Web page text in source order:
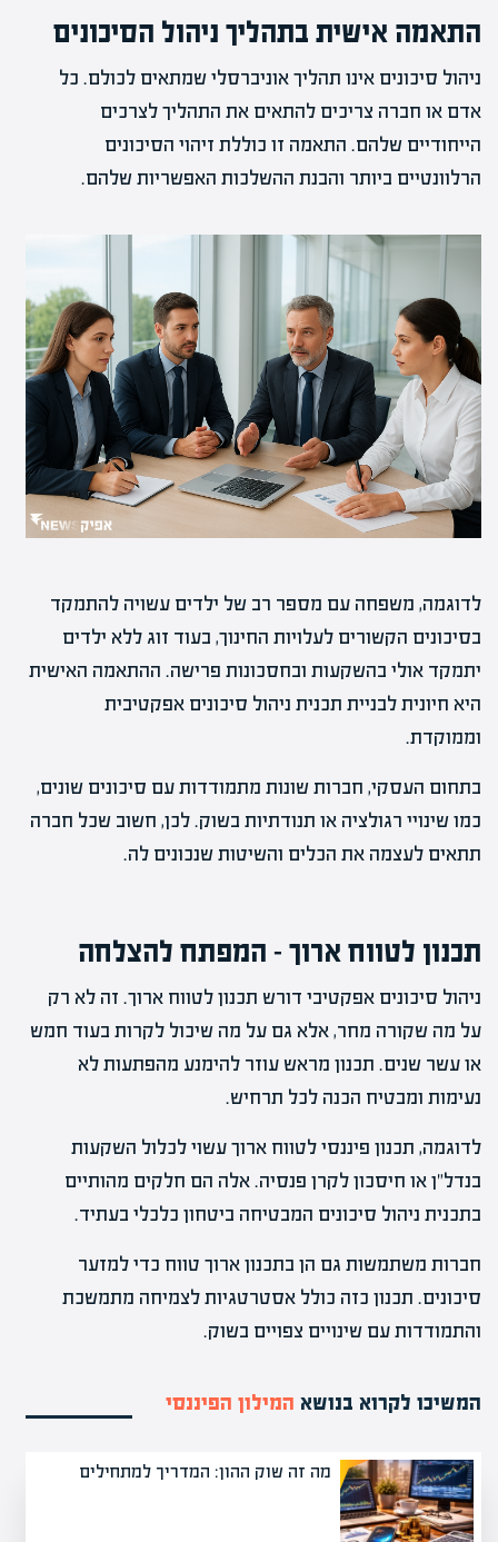
התאמה אישית בתהליך ניהול הסיכונים
ניהול סיכונים אינו תהליך אוניברסלי שמתאים לכולם. כל
אדם או חברה צריכים להתאים את התהליך לצרכים
הייחודיים שלהם. התאמה זו כוללת זיהוי הסיכונים
הרלוונטיים ביותר והבנת ההשלכות האפשריות שלהם.
לדוגמה, משפחה עם מספר רב של ילדים עשויה להתמקד
בסיכונים הקשורים לעלויות החינוך, בעוד זוג ללא ילדים
יתמקד אולי בהשקעות ובחסכונות פרישה. ההתאמה האישית
היא חיונית לבניית תכנית ניהול סיכונים אפקטיבית
וממוקדת.
בתחום העסקי, חברות שונות מתמודדות עם סיכונים שונים,
כמו שינויי רגולציה או תנודתיות בשוק. לכן, חשוב שכל חברה
תתאים לעצמה את הכלים והשיטות שנכונים לה.
תכנון לטווח ארוך – המפתח להצלחה
ניהול סיכונים אפקטיבי דורש תכנון לטווח ארוך. זה לא רק
על מה שקורה מחר, אלא גם על מה שיכול לקרות בעוד חמש
או עשר שנים. תכנון מראש עוזר להימנע מהפתעות לא
נעימות ומבטיח הכנה לכל תרחיש.
לדוגמה, תכנון פיננסי לטווח ארוך עשוי לכלול השקעות
בנדל"ן או חיסכון לקרן פנסיה. אלה הם חלקים מהותיים
בתכנית ניהול סיכונים המבטיחה ביטחון כלכלי בעתיד.
חברות משתמשות גם הן בתכנון ארוך טווח כדי למזער
סיכונים. תכנון כזה כולל אסטרטגיות לצמיחה מתמשכת
והתמודדות עם שינויים צפויים בשוק.
המשיכו לקרוא בנושא המילון הפיננסי
מה זה שוק ההון: המדריך למתחילים